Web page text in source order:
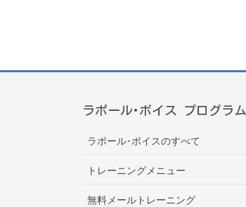
ラポール･ボイス プログラム
ラポール･ボイスのすべて
トレーニングメニュー
無料メールトレーニング